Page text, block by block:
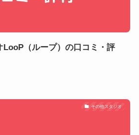
LooP（ループ）の口コミ・評
その他スタジオ